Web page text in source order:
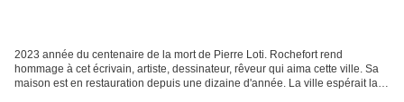
2023 année du centenaire de la mort de Pierre Loti. Rochefort rend
hommage à cet écrivain, artiste, dessinateur, rêveur qui aima cette ville. Sa
maison est en restauration depuis une dizaine d'année. La ville espérait la